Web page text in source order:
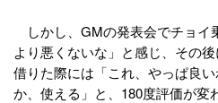
しかし、GMの発表会でチョイ
より悪くないな」と感じ、その
借りた際には「これ、やっぱ良
か、使える」と、180度評価が変